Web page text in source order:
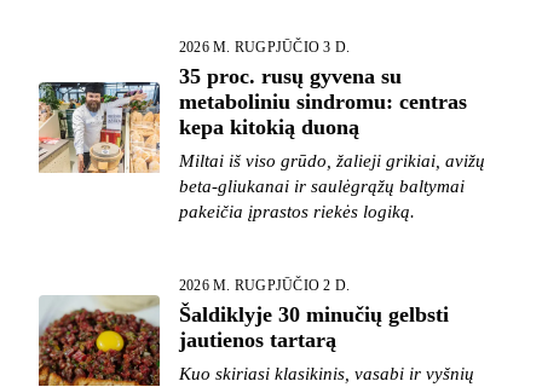
2026 M. RUGPJŪČIO 3 D.
35 proc. rusų gyvena su
metaboliniu sindromu: centras
kepa kitokią duoną
Miltai iš viso grūdo, žalieji grikiai, avižų
beta-gliukanai ir saulėgrąžų baltymai
pakeičia įprastos riekės logiką.
2026 M. RUGPJŪČIO 2 D.
Šaldiklyje 30 minučių gelbsti
jautienos tartarą
Kuo skiriasi klasikinis, vasabi ir vyšnių